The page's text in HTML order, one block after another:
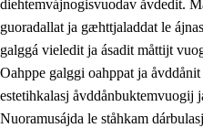
1.1 Almasjárvvo
Identitiehtta ja
1.3 Lájttális ájádallam ja
Dahkamávvo,
diehtemvájnogisvuodav åvdedit.
guoradallat ja gæhttjaladdat le
galggá vieledit ja ásadit måttijt
Oahppe galggi oahppat ja
estetihkalasj åvddånbuktemvuogij
Nuoramusájda le ståhkam